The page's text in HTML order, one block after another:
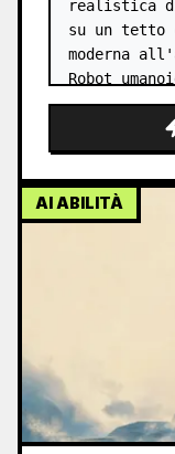
realistica
su un tetto
moderna
Robot
pelle
esposti,
AI ABILITÀ